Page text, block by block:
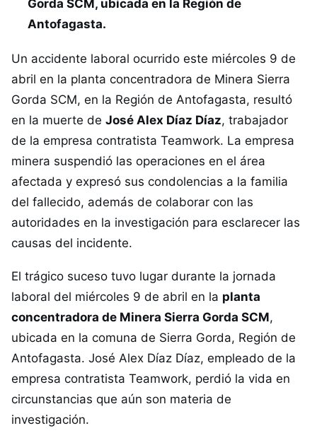
Gorda SCM, ubicada en la Región de
Antofagasta.
Un accidente laboral ocurrido este miércoles 9 de
abril en la planta concentradora de Minera Sierra
Gorda SCM, en la Región de Antofagasta, resultó
en la muerte de José Alex Díaz Díaz, trabajador
de la empresa contratista Teamwork. La empresa
minera suspendió las operaciones en el área
afectada y expresó sus condolencias a la familia
del fallecido, además de colaborar con las
autoridades en la investigación para esclarecer las
causas del incidente.​
El trágico suceso tuvo lugar durante la jornada
laboral del miércoles 9 de abril en la planta
concentradora de Minera Sierra Gorda SCM,
ubicada en la comuna de Sierra Gorda, Región de
Antofagasta. José Alex Díaz Díaz, empleado de la
empresa contratista Teamwork, perdió la vida en
circunstancias que aún son materia de
investigación.​